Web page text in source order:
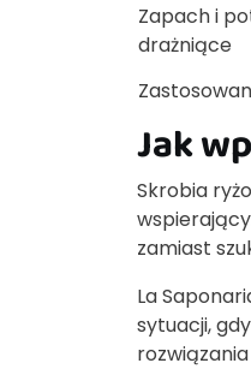
Zapach i
drażniące
Jak
Skrobia
zamiast
La
sytuacji,